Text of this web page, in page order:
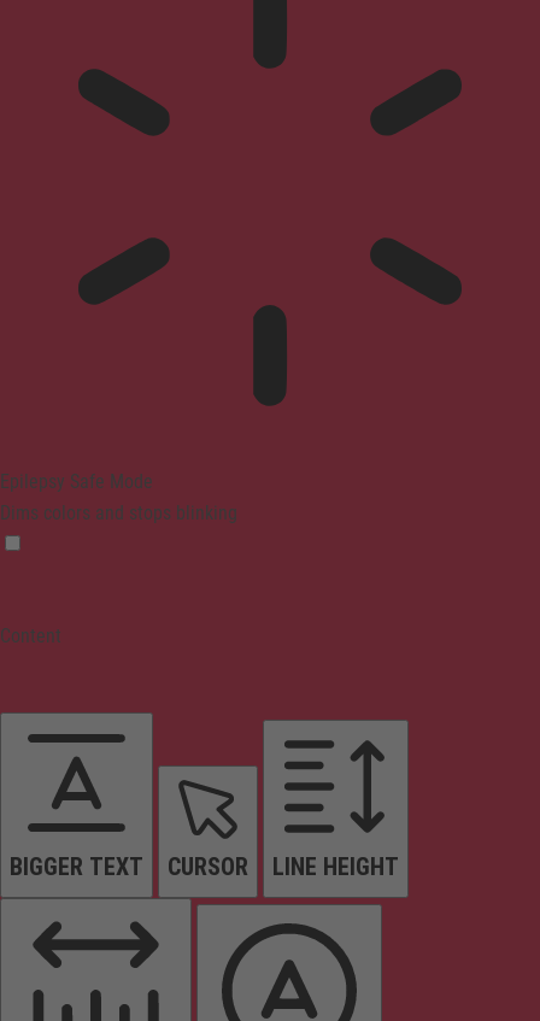
Epilepsy Safe Mode
Dims colors and stops blinking
Content
BIGGER TEXT CURSOR LINE HEIGHT